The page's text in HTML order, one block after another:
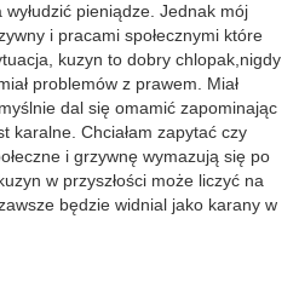
pieniądze. Jednak mój
i pracami społecznymi które
kuzyn to dobry chlopak,nigdy
problemów z prawem. Miał
dal się omamić zapominając
karalne. Chciałam zapytać czy
i grzywnę wymazują się po
w przyszłości może liczyć na
będzie widnial jako karany w